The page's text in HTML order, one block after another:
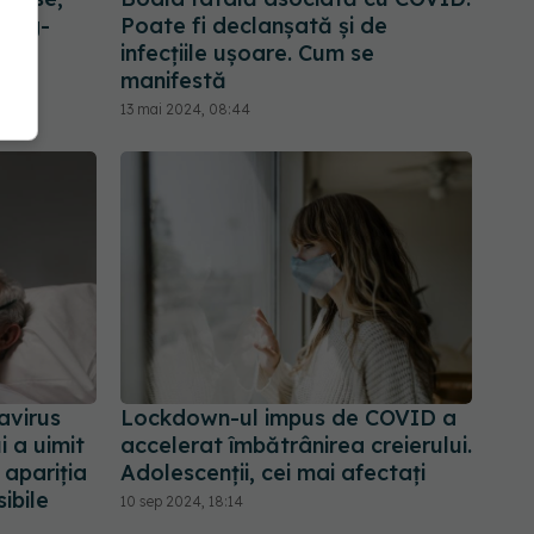
Poate fi declanșată și de
infecțiile ușoare. Cum se
manifestă
13 mai 2024, 08:44
a uimit
apariția
Lockdown-ul impus de COVID a
accelerat îmbătrânirea creierului.
Adolescenții, cei mai afectați
10 sep 2024, 18:14